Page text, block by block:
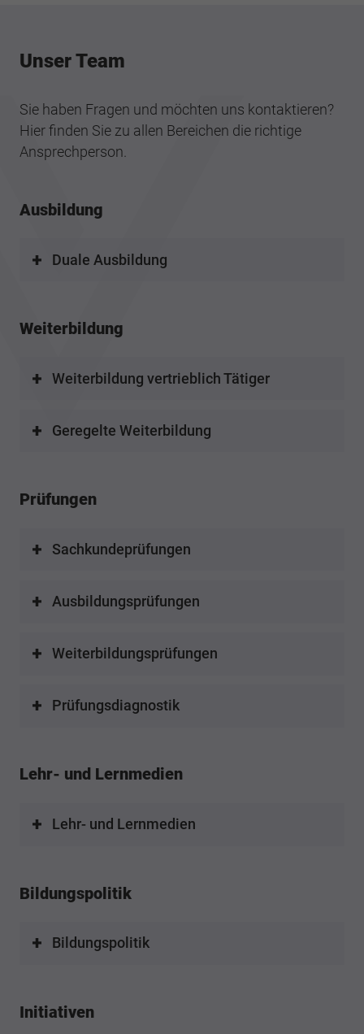
Unser Team
Sie haben Fragen und möchten uns kontaktieren?
Hier finden Sie zu allen Bereichen die richtige
Ansprechperson.
Ausbildung
Duale Ausbildung
Weiterbildung
Weiterbildung vertrieblich Tätiger
Geregelte Weiterbildung
Prüfungen
Sachkundeprüfungen
Ausbildungsprüfungen
Weiterbildungsprüfungen
Prüfungsdiagnostik
Lehr- und Lernmedien
Lehr- und Lernmedien
Bildungspolitik
Bildungspolitik
Initiativen